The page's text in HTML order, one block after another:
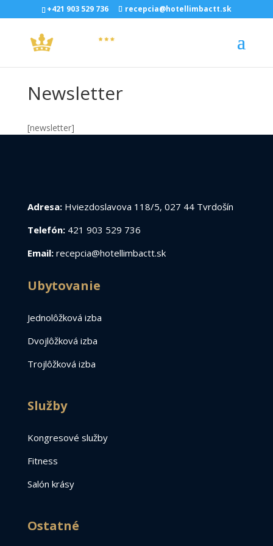
+421 903 529 736 recepcia@hotellimbactt.sk
Newsletter
[newsletter]
Adresa:Hviezdoslavova 118/5, 027 44 Tvrdošín
Telefón: 421 903 529 736
Email: recepcia@hotellimbactt.sk
Ubytovanie
Jednolôžková izba
Dvojlôžková izba
Trojlôžková izba
Služby
Kongresové služby
Fitness
Salón krásy
Ostatné